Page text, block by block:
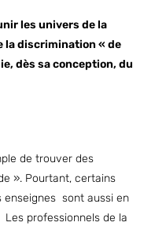
les univers de la
la discrimination « de
dès sa conception, du
de trouver des
». Pourtant, certains
enseignes sont aussi en
professionnels de la